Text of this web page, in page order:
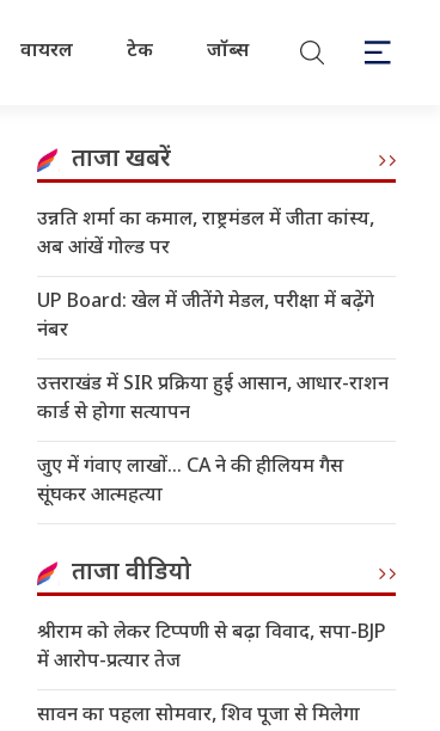
वायरल टेक जॉब्स
ताजा खबरें
उन्नति शर्मा का कमाल, राष्ट्रमंडल में जीता कांस्य,
अब आंखें गोल्ड पर
UP Board: खेल में जीतेंगे मेडल, परीक्षा में बढ़ेंगे
नंबर
उत्तराखंड में SIR प्रक्रिया हुई आसान, आधार-राशन
कार्ड से होगा सत्यापन
जुए में गंवाए लाखों... CA ने की हीलियम गैस
सूंघकर आत्महत्या
ताजा वीडियो
श्रीराम को लेकर टिप्पणी से बढ़ा विवाद, सपा-BJP
में आरोप-प्रत्यार तेज
सावन का पहला सोमवार, शिव पूजा से मिलेगा